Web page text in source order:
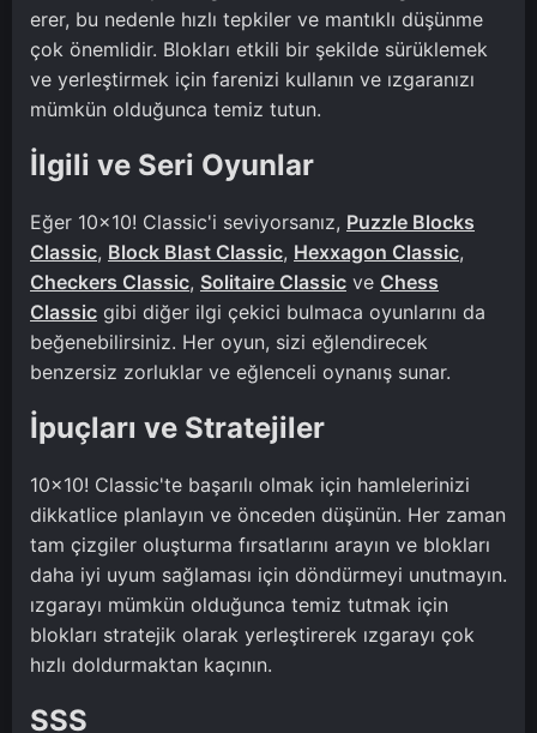
erer, bu nedenle hızlı tepkiler ve mantıklı düşünme
çok önemlidir. Blokları etkili bir şekilde sürüklemek
ve yerleştirmek için farenizi kullanın ve ızgaranızı
mümkün olduğunca temiz tutun.
İlgili ve Seri Oyunlar
Eğer 10x10! Classic'i seviyorsanız, Puzzle Blocks
Classic, Block Blast Classic, Hexxagon Classic,
Checkers Classic, Solitaire Classic ve Chess
Classic gibi diğer ilgi çekici bulmaca oyunlarını da
beğenebilirsiniz. Her oyun, sizi eğlendirecek
benzersiz zorluklar ve eğlenceli oynanış sunar.
İpuçları ve Stratejiler
10x10! Classic'te başarılı olmak için hamlelerinizi
dikkatlice planlayın ve önceden düşünün. Her zaman
tam çizgiler oluşturma fırsatlarını arayın ve blokları
daha iyi uyum sağlaması için döndürmeyi unutmayın.
ızgarayı mümkün olduğunca temiz tutmak için
blokları stratejik olarak yerleştirerek ızgarayı çok
hızlı doldurmaktan kaçının.
SSS